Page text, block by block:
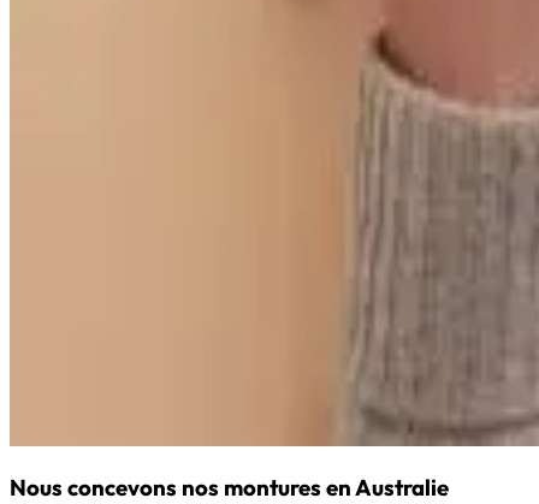
Nous concevons nos montures en Australie